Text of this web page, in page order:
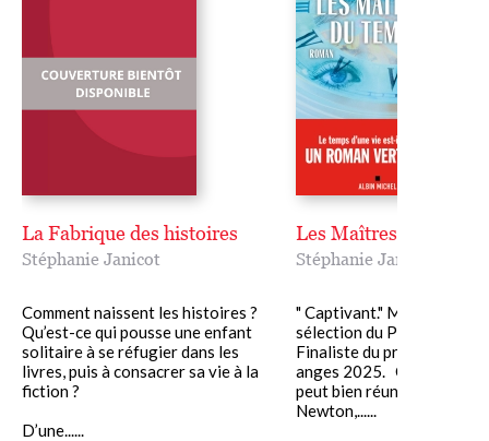
La Fabrique des histoires
Stéphanie Janicot
Comment naissent les histoires ?
Qu’est-ce qui pousse une enfant
solitaire à se réfugier dans les
livres, puis à consacrer sa vie à la
fiction ?
D’une......
Les Maîtres du temps
Stéphanie Janicot
" Captivant." Marianne
sélection du Prix Flaubert.
Finaliste du prix Nice baie
anges 2025. Quel lien
peut bien réunir Isaac
Newton,......